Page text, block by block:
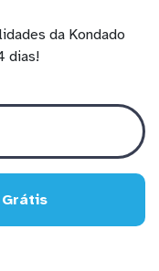
da Kondado
dias!